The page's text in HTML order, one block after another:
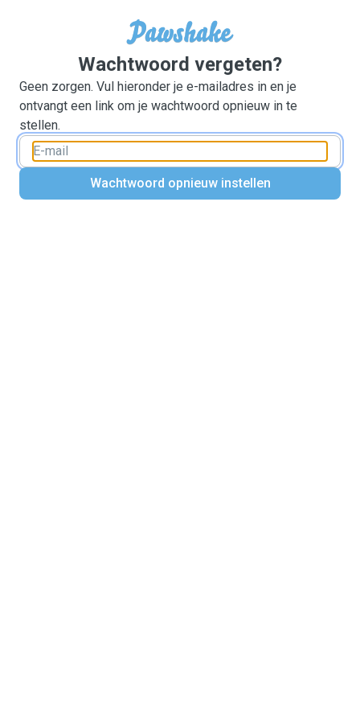
Wachtwoord vergeten?
Geen zorgen. Vul hieronder je e-mailadres in en je
ontvangt een link om je wachtwoord opnieuw in te
stellen.
Wachtwoord opnieuw instellen